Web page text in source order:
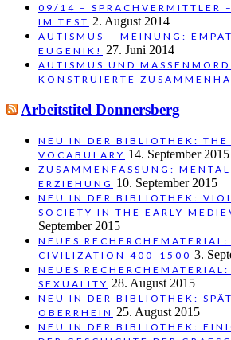
09/14 – SPRACHVERMITTLER
IM TEST 2. August 2014
AUTISMUS – MEINUNG:
EUGENIK!
27. Juni 2014
AUTISMUS UND
KONSTRUIERTE
Arbeitstitel Donnersberg
NEU IN DER BIBLIOTHEK: THE
VOCABULARY 14. September 2015
ZUSAMMENFASSUNG:
ERZIEHUNG 10. September 2015
NEU IN DER BIBLIOTHEK:
SOCIETY IN THE EARLY
September 2015
NEUES
CIVILIZATION 400-1500 3.
NEUES
SEXUALITY 28. August 2015
NEU IN DER BIBLIOTHEK:
OBERRHEIN 25. August 2015
NEU IN DER BIBLIOTHEK: